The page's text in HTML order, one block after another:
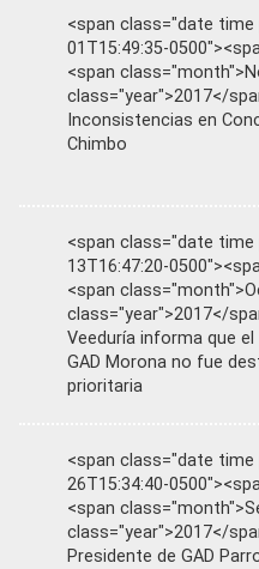
<span class="date
01T15:49:35-
<span
class="year">2017</
Inconsistencias en
Chimbo
<span class="date
13T16:47:20-
<span
class="year">2017</
Veeduría informa que el
GAD Morona no fue
prioritaria
<span class="date
26T15:34:40-
<span
class="year">2017</
Presidente de GAD